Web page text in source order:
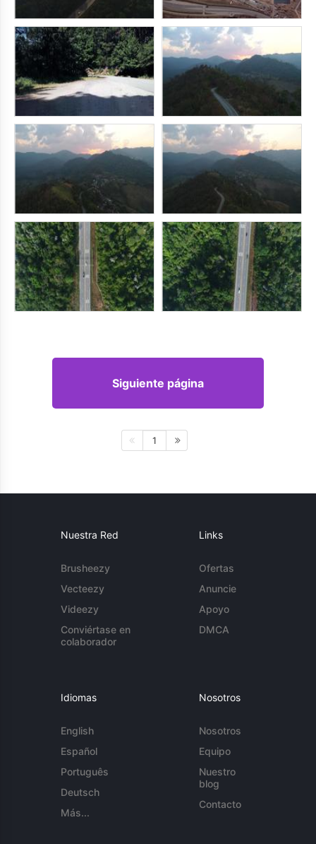
Siguiente página
1
Nuestra Red
Brusheezy
Vecteezy
Videezy
Conviértase en
colaborador
Links
Ofertas
Anuncie
Apoyo
DMCA
Idiomas
English
Español
Português
Deutsch
Más...
Nosotros
Nosotros
Equipo
Nuestro
blog
Contacto